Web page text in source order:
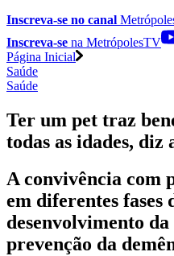
Inscreva-se no canal
Inscreva-se na MetrópolesTV
Página Inicial
Saúde
Saúde
Ter um pet traz
todas as idades, diz
A convivência com
em diferentes fases
desenvolvimento
prevenção da